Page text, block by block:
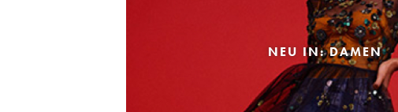
NEU IN: DAMEN